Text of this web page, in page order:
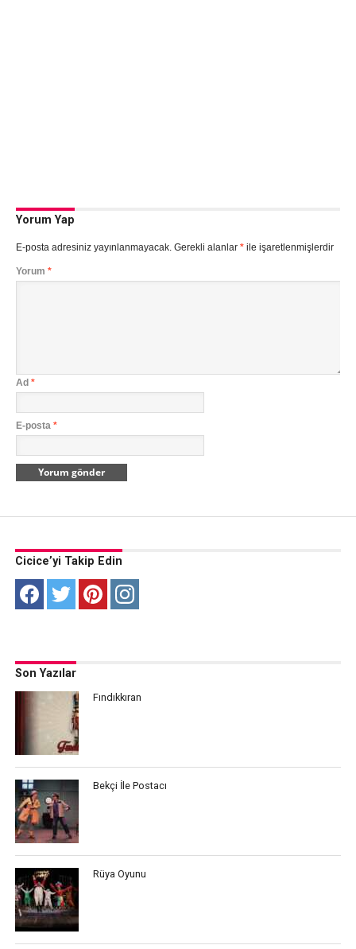
Yorum Yap
E-posta adresiniz yayınlanmayacak. Gerekli alanlar *ile işaretlenmişlerdir
Yorum *
Ad *
E-posta *
Cicice’yi Takip Edin
Son Yazılar
Fındıkkıran
Bekçi İle Postacı
Rüya Oyunu